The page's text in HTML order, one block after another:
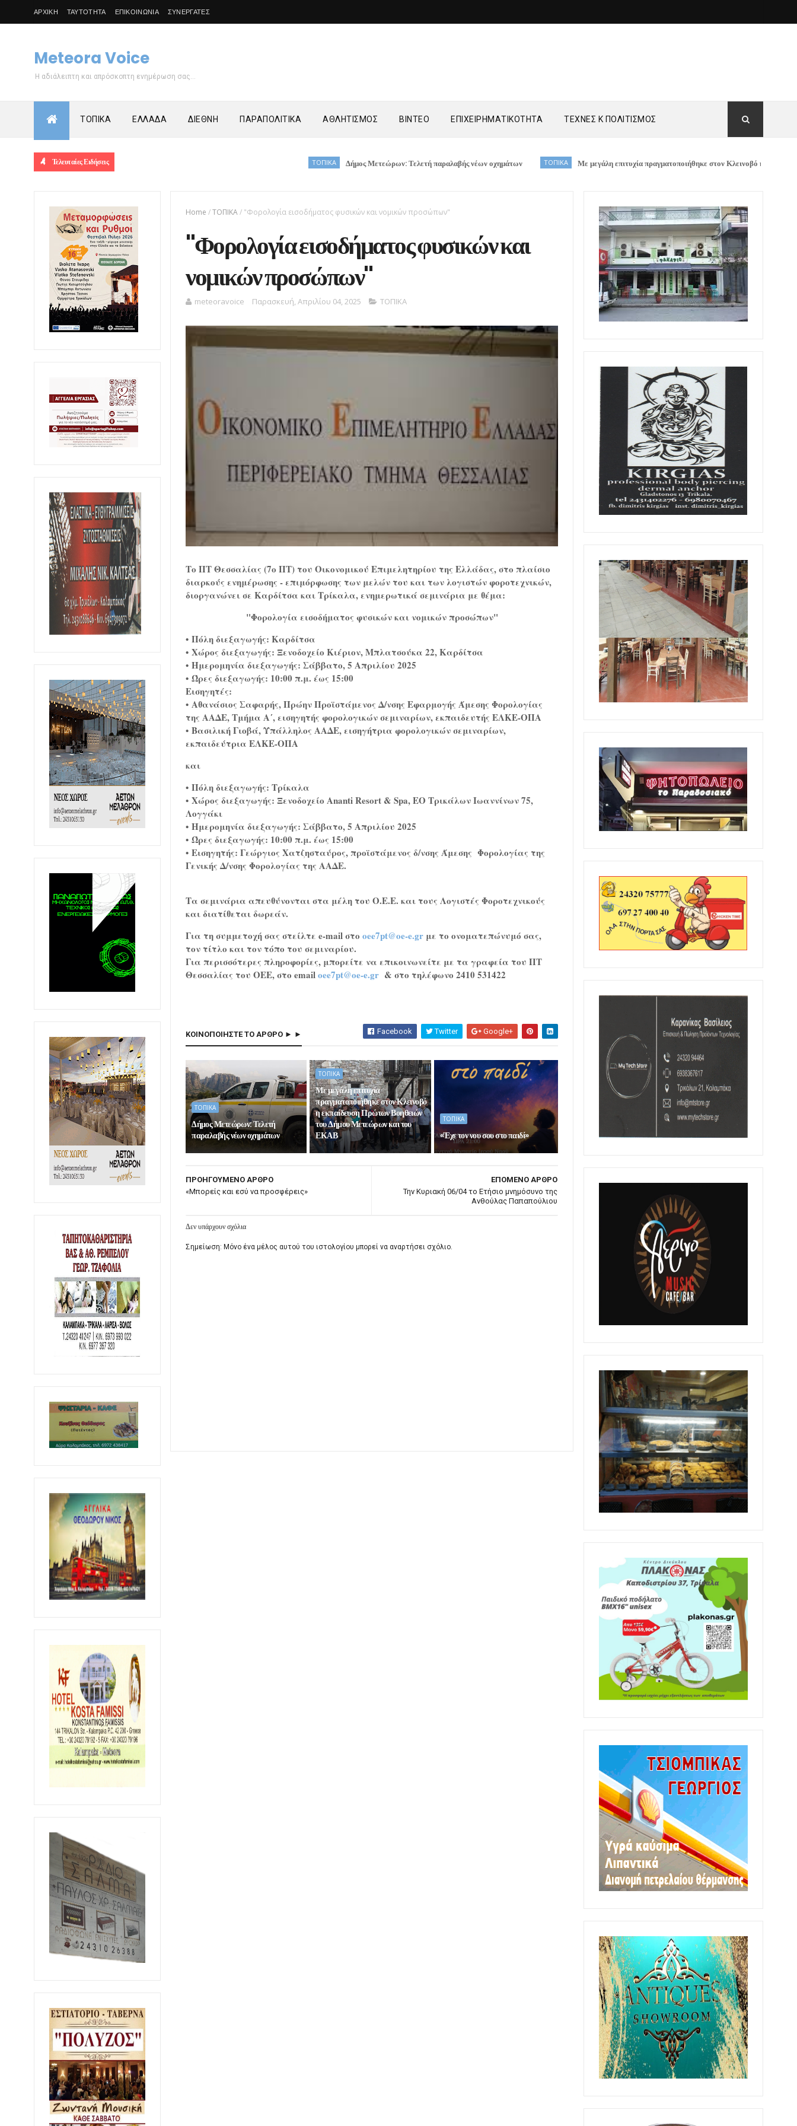
ΑΡΧΙΚΗ ΤΑΥΤΟΤΗΤΑ ΕΠΙΚΟΙΝΩΝΙΑ ΣΥΝΕΡΓΑΤΕΣ
Meteora Voice
Η αδιάλειπτη και απρόσκοπτη ενημέρωση σας...
ΤΟΠΙΚΑ ΕΛΛΑΔΑ ΔΙΕΘΝΗ ΠΑΡΑΠΟΛΙΤΙΚΑ ΑΘΛΗΤΙΣΜΟΣ ΒΙΝΤΕΟ ΕΠΙΧΕΙΡΗΜΑΤΙΚΟΤΗΤΑ ΤΕΧΝΕΣ Κ ΠΟΛΙΤΙΣΜΟΣ
Τελευταίες Ειδήσεις Δήμος Μετεώρων: Τελετή παραλαβής νέων οχημάτων ΤΟΠΙΚΑ Με μεγάλη επιτυχία πραγματοποιήθηκε στον Κλεινοβό η εκπαίδευση
Home /ΤΟΠΙΚΑ/ "Φορολογία εισοδήματος φυσικών και νομικών προσώπων"
"Φορολογία εισοδήματος φυσικών και
νομικών προσώπων"
meteoravoice Παρασκευή, Απριλίου 04, 2025 ΤΟΠΙΚΑ
Το ΠΤ Θεσσαλίας (7ο ΠΤ) του Οικονομικού Επιμελητηρίου της Ελλάδας, στο πλαίσιο
διαρκούς ενημέρωσης - επιμόρφωσης των μελών του και των λογιστών φοροτεχνικών,
διοργανώνει σεΚαρδίτσα και Τρίκαλα, ενημερωτικά σεμινάρια με θέμα:
"Φορολογία εισοδήματος φυσικών και νομικών προσώπων"
• Πόλη διεξαγωγής: Καρδίτσα
• Χώρος διεξαγωγής: Ξενοδοχείο Κιέριον, Μπλατσούκα 22, Καρδίτσα
• Ημερομηνία διεξαγωγής: Σάββατο, 5 Απριλίου 2025
• Ώρες διεξαγωγής: 10:00 π.μ. έως 15:00
Εισηγητές:
• Αθανάσιος Σαφαρής, Πρώην Προϊστάμενος Δ/νσης Εφαρμογής Άμεσης Φορολογίας
της ΑΑΔΕ, Τμήμα Α΄, εισηγητής φορολογικών σεμιναρίων, εκπαιδευτής ΕΛΚΕ-ΟΠΑ
• Βασιλική Γιοβά, Υπάλληλος ΑΑΔΕ, εισηγήτρια φορολογικών σεμιναρίων,
εκπαιδεύτρια ΕΛΚΕ-ΟΠΑ
και
•Πόλη διεξαγωγής: Τρίκαλα
• Χώρος διεξαγωγής: Ξενοδοχείο Ananti Resort & Spa, ΕΟ Τρικάλων Ιωαννίνων 75,
Λογγάκι
• Ημερομηνία διεξαγωγής: Σάββατο, 5 Απριλίου 2025
• Ώρες διεξαγωγής: 10:00 π.μ. έως 15:00
• Εισηγητής: Γεώργιος Χατζησταύρος, προϊστάμενος δ/νσης Άμεσης Φορολογίας της
Γενικής Δ/νσης Φορολογίας της ΑΑΔΕ.
Τα σεμινάρια απευθύνονται στα μέλη του Ο.Ε.Ε. και τους Λογιστές Φοροτεχνικούς
και διατίθεται δωρεάν.
Για τη συμμετοχή σας στείλτε e-mail στοoee7pt@oe-e.gr με το ονοματεπώνυμό σας,
τον τίτλο και τον τόπο του σεμιναρίου.
Για περισσότερες πληροφορίες, μπορείτε να επικοινωνείτε με τα γραφεία του ΠΤ
Θεσσαλίας του ΟΕΕ, στο emailoee7pt@oe-e.gr & στο τηλέφωνο 2410 531422
ΚΟΙΝΟΠΟΙΗΣΤΕ ΤΟ ΑΡΘΡΟ ► ► Facebook Twitter Google+
ΤΟΠΙΚΑ
Δήμος Μετεώρων: Τελετή
παραλαβής νέων οχημάτων
ΤΟΠΙΚΑ
Με μεγάλη επιτυχία
πραγματοποιήθηκε στον Κλεινοβό
η εκπαίδευση Πρώτων Βοηθειών
του Δήμου Μετεώρων και του
ΕΚΑΒ
ΤΟΠΙΚΑ
«Έχε τον νου σου στο παιδί»
ΕΠΟΜΕΝΟ ΑΡΘΡΟ
Την Κυριακή 06/04 το Ετήσιο μνημόσυνο της
Ανθούλας Παπαπούλιου
ΠΡΟΗΓΟΥΜΕΝΟ ΑΡΘΡΟ
«Μπορείς και εσύ να προσφέρεις»
Δεν υπάρχουν σχόλια
Σημείωση: Μόνο ένα μέλος αυτού του ιστολογίου μπορεί να αναρτήσει σχόλιο.